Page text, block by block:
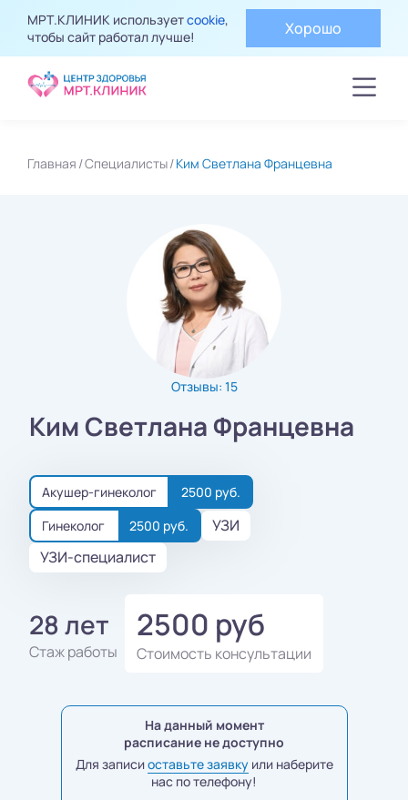
МРТ.КЛИНИК используетcookie,
чтобы сайт работал лучше!
Хорошо
Главная Специалисты Ким Светлана Францевна
Отзывы: 15
Ким Светлана Францевна
Акушер-гинеколог
2500 руб.
Гинеколог
2500 руб.
УЗИ
УЗИ-специалист
28 лет
Стаж работы
2500 руб
Стоимость консультации
На данный момент
расписание не доступно
Для записиоставьте заявкуили наберите
нас по телефону!